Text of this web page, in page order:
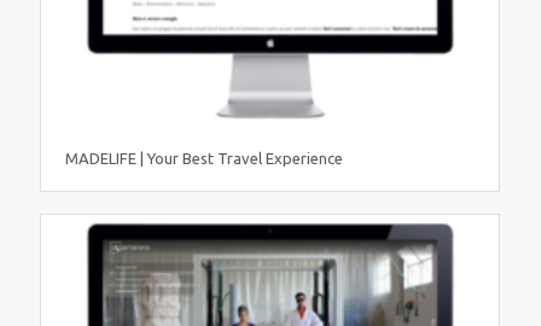
MADELIFE | Your Best Travel Experience